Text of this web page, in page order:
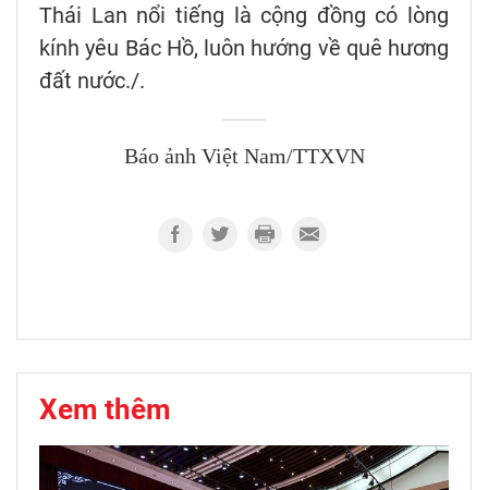
Thái Lan nổi tiếng là cộng đồng có lòng
kính yêu Bác Hồ, luôn hướng về quê hương
đất nước./.
Báo ảnh Việt Nam/TTXVN
Xem thêm